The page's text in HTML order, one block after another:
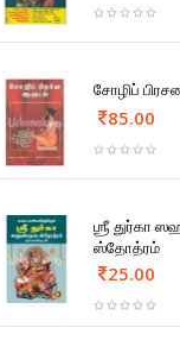
சோழிப்
85.00
ஶ்ரீ துர்கா
ஸ்தோத்ரம்
25.00